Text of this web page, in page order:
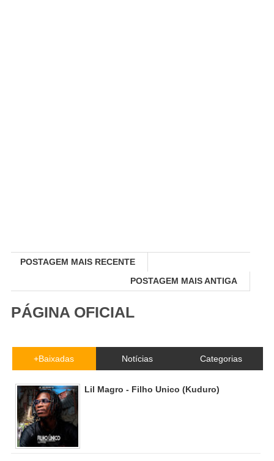
POSTAGEM MAIS RECENTE
POSTAGEM MAIS ANTIGA
PÁGINA OFICIAL
+Baixadas Notícias Categorias
Lil Magro - Filho Unico (Kuduro)